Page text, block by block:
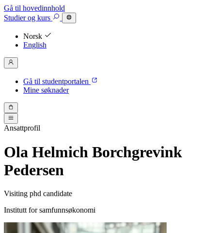
Gå til hovedinnhold
Studierog kurs
Norsk
English
Gå til studentportalen
Mine søknader
Ansattprofil
Ola Helmich Borchgrevink
Pedersen
Visiting phd candidate
Institutt for samfunnsøkonomi